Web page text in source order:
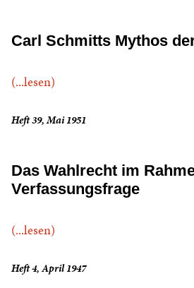
Carl Schmitts Mythos
(...lesen)
Heft 39, Mai 1951
Das Wahlrecht im
Verfassungsfrage
(...lesen)
Heft 4, April 1947